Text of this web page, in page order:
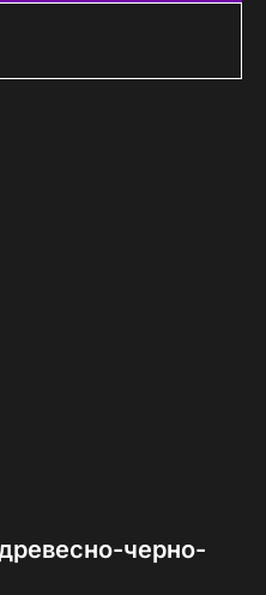
черно-